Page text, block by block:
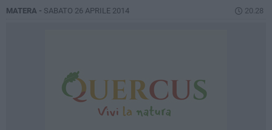
MATERA - SABATO 26 APRILE 2014 20.28